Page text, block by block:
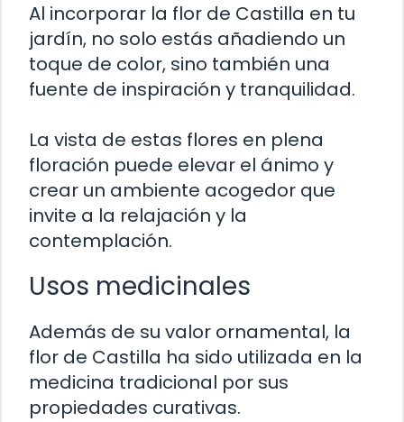
Al incorporar la flor de Castilla en tu
jardín, no solo estás añadiendo un
toque de color, sino también una
fuente de inspiración y tranquilidad.
La vista de estas flores en plena
floración puede elevar el ánimo y
crear un ambiente acogedor que
invite a la relajación y la
contemplación.
Usos medicinales
Además de su valor ornamental, la
flor de Castilla ha sido utilizada en la
medicina tradicional por sus
propiedades curativas.